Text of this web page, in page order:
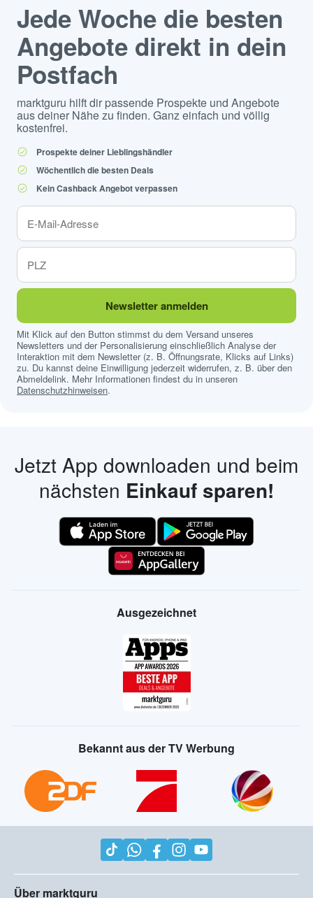
Jede Woche die besten
Angebote direkt in dein
Postfach
marktguru hilft dir passende Prospekte und Angebote
aus deiner Nähe zu finden. Ganz einfach und völlig
kostenfrei.
Prospekte deiner Lieblingshändler
Wöchentlich die besten Deals
Kein Cashback Angebot verpassen
Newsletter anmelden
Mit Klick auf den Button stimmst du dem Versand unseres
Newsletters und der Personalisierung einschließlich Analyse der
Interaktion mit dem Newsletter (z. B. Öffnungsrate, Klicks auf Links)
zu. Du kannst deine Einwilligung jederzeit widerrufen, z. B. über den
Abmeldelink. Mehr Informationen findest du in unseren
Datenschutzhinweisen.
Jetzt App downloaden und beim
nächsten Einkauf sparen!
Ausgezeichnet
Bekannt aus der TV Werbung
Über marktguru